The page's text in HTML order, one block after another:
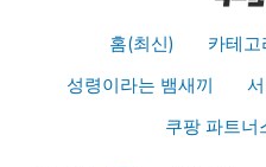
홈(최신) 카테고
성령이라는 뱀새끼
쿠팡 파트너